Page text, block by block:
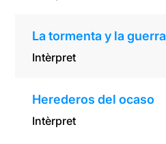
La tormenta y la guerra
Intèrpret
Herederos del ocaso
Intèrpret